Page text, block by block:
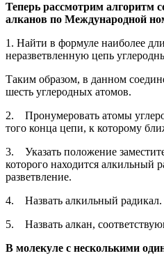
Теперь рассмотрим алгоритм
алканов по Международной
1. Найти в формуле наиболее
неразветвленную цепь
Таким образом, в данном
шесть углеродных атомов.
2. Пронумеровать атомы
того конца цепи, к которому
3. Указать положение
которого находится алкильный
разветвление.
4. Назвать алкильный радикал.
5. Назвать алкан,
В молекуле с несколькими